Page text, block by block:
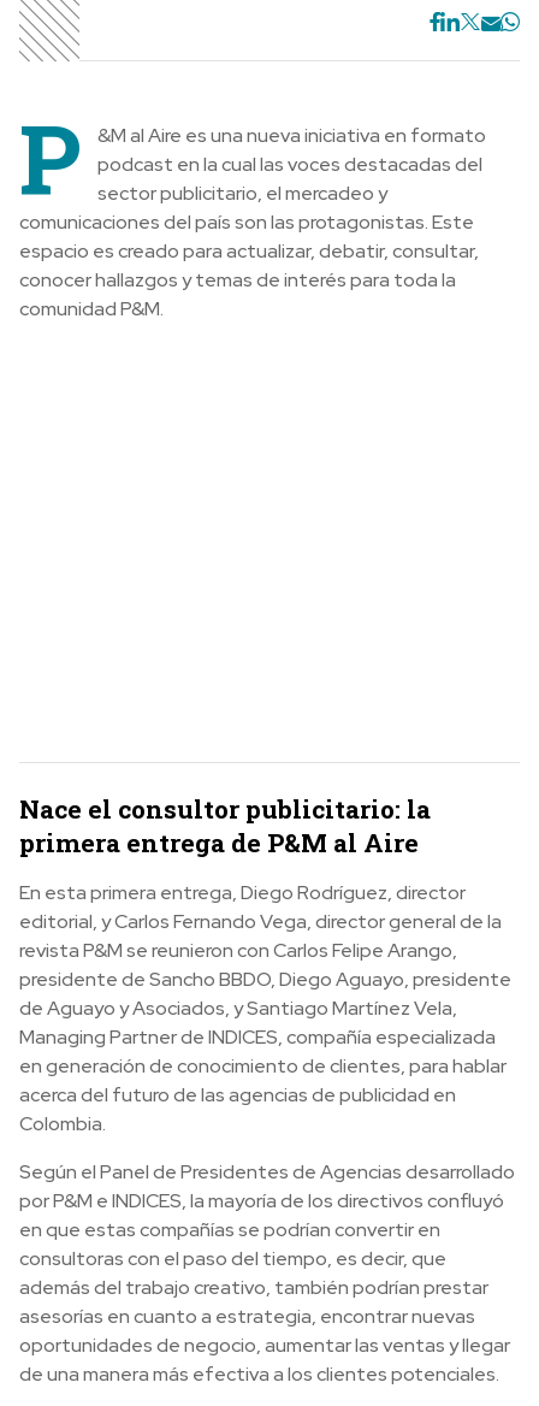
P
&M al Aire es una nueva iniciativa en formato
podcast en la cual las voces destacadas del
sector publicitario, el mercadeo y
comunicaciones del país son las protagonistas. Este
espacio es creado para actualizar, debatir, consultar,
conocer hallazgos y temas de interés para toda la
comunidad P&M.
Nace el consultor publicitario: la
primera entrega de P&M al Aire
En esta primera entrega, Diego Rodríguez, director
editorial, y Carlos Fernando Vega, director general de la
revista P&M se reunieron con Carlos Felipe Arango,
presidente de Sancho BBDO, Diego Aguayo, presidente
de Aguayo y Asociados, ySantiago Martínez Vela,
Managing Partner de INDICES, compañía especializada
en generación de conocimiento de clientes,para hablar
acerca del futuro de las agencias de publicidad en
Colombia.
Según el Panel de Presidentes de Agencias desarrollado
por P&M e INDICES, la mayoría de los directivos confluyó
en que estas compañías se podrían convertir en
consultoras con el paso del tiempo, es decir, que
además del trabajo creativo, también podrían prestar
asesorías en cuanto a estrategia, encontrar nuevas
oportunidades de negocio, aumentar las ventas y llegar
de una manera más efectiva a los clientes potenciales.